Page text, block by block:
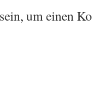
sein, um einen